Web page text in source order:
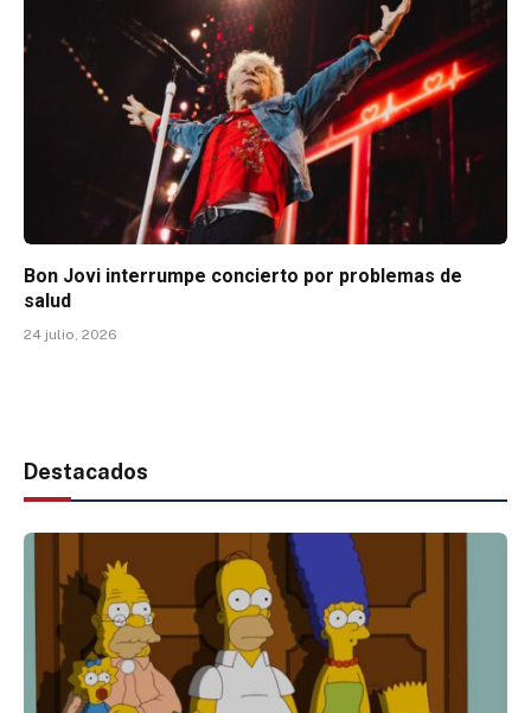
Bon Jovi interrumpe concierto por problemas de
salud
24 julio, 2026
Destacados